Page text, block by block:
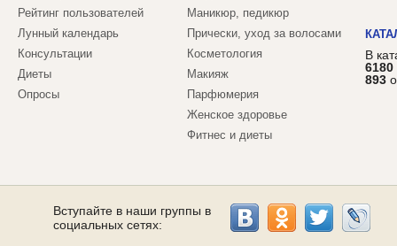
Рейтинг пользователей
Лунный календарь
Консультации
Диеты
Опросы
Маникюр, педикюр
Прически, уход за волосами
Косметология
Макияж
Парфюмерия
Женское здоровье
Фитнес и диеты
В
6180
893
Вступайте в наши группы в
социальных сетях: